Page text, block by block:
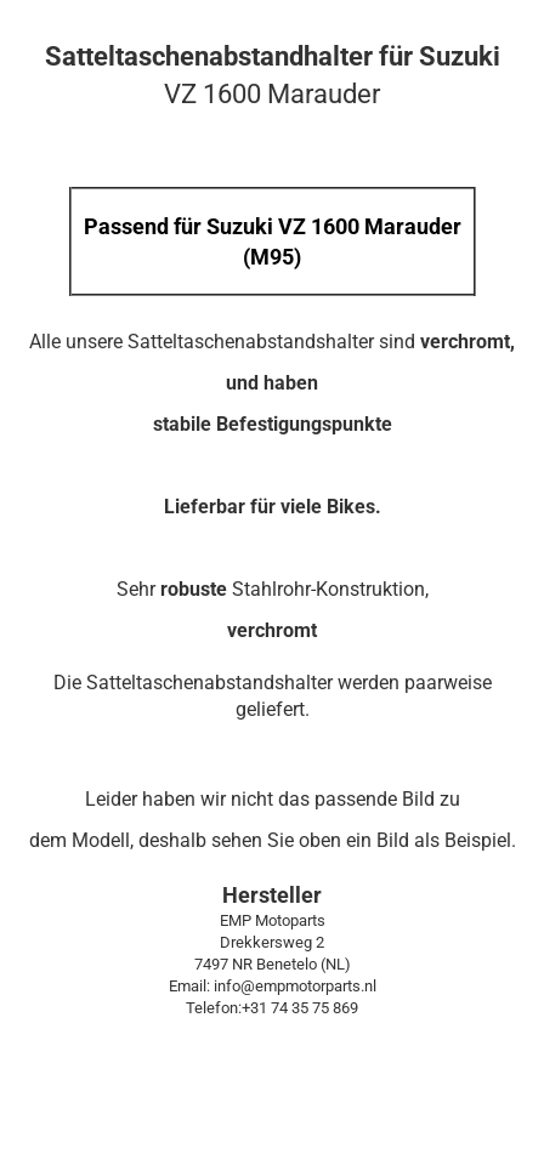
Satteltaschenabstandhalter für Suzuki
VZ 1600 Marauder
Passend für Suzuki VZ 1600 Marauder
(M95)
Alle unsere Satteltaschenabstandshalter sind verchromt,
und haben
stabile Befestigungspunkte
Lieferbar für viele Bikes.
SehrrobusteStahlrohr-Konstruktion,
verchromt
Die Satteltaschenabstandshalter werden paarweise
geliefert.
Leider haben wir nicht das passende Bild zu
dem Modell, deshalb sehen Sie oben ein Bild als Beispiel.
Hersteller
EMP Motoparts
Drekkersweg 2
7497 NR Benetelo (NL)
Email: info@empmotorparts.nl
Telefon:+31 74 35 75 869